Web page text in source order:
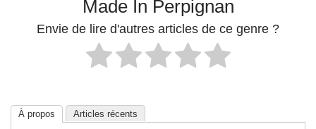
Made In Perpignan
Envie de lire d'autres articles de ce genre ?
À propos Articles récents